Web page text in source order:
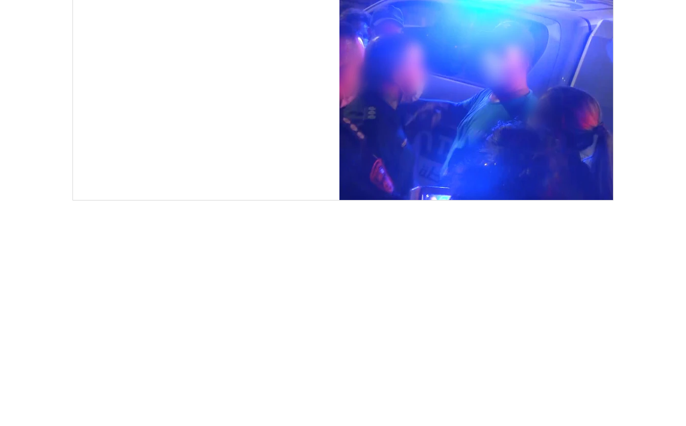
פורסם ב- ynet: המאבק על האסי:
"מפגינים פרצו לקיבוץ, זה ייגמר בדם"
״בריאיון לאולפן ynet סיפרו הצדדים על המאבק שמסרב להיגמר. מזכיר
קיבוץ ניר דוד: "מהלכים עלינו אימים, משבשים לנו את החיים - ומסרבים
לפשרות"....
זמן קריאה 1 דקות